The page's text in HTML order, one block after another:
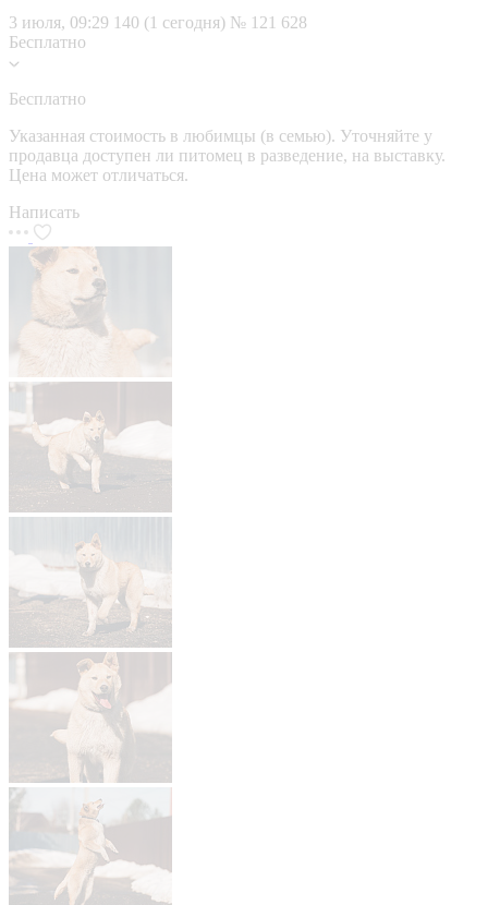
3 июля, 09:29 140 (1 сегодня) № 121 628
Бесплатно
Бесплатно
Указанная стоимость в любимцы (в семью). Уточняйте у
продавца доступен ли питомец в разведение, на выставку.
Цена может отличаться.
Написать